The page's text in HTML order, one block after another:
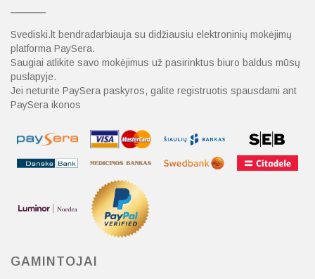
Svediski.lt bendradarbiauja su didžiausiu elektroninių mokėjimų
platforma PaySera.
Saugiai atlikite savo mokėjimus už pasirinktus biuro baldus mūsų
puslapyje.
Jei neturite PaySera paskyros, galite registruotis spausdami ant
PaySera ikonos
GAMINTOJAI